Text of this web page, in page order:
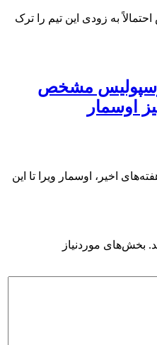
به زودی این تیم را ترک
پرسپولیس مشخص
اوسمار
اخیر، اوسمار ویرا تا این
بخش‌های موردنیاز